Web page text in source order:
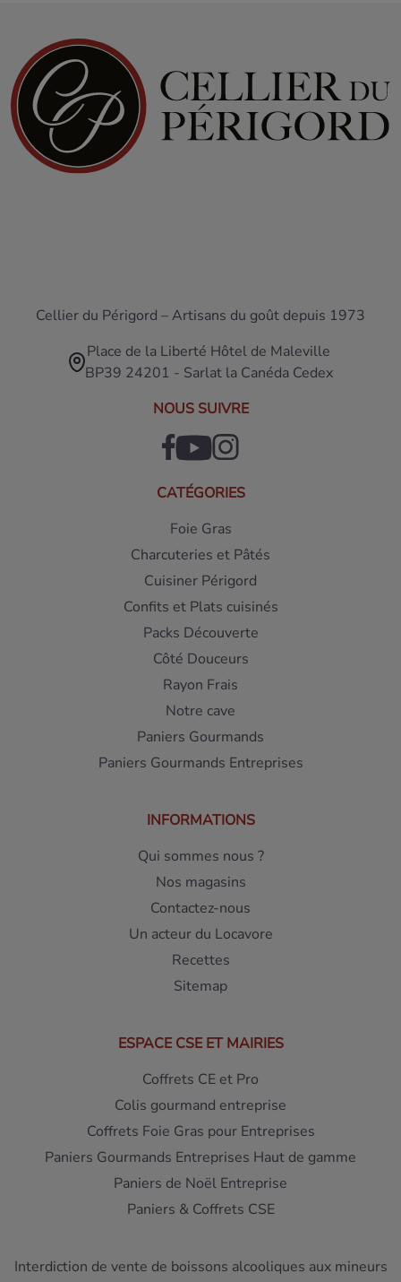
Cellier du Périgord – Artisans du goût depuis 1973
Place de la Liberté Hôtel de Maleville
BP39 24201 - Sarlat la Canéda Cedex
NOUS SUIVRE
CATÉGORIES
Foie Gras
Charcuteries et Pâtés
Cuisiner Périgord
Confits et Plats cuisinés
Packs Découverte
Côté Douceurs
Rayon Frais
Notre cave
Paniers Gourmands
Paniers Gourmands Entreprises
INFORMATIONS
Qui sommes nous ?
Nos magasins
Contactez-nous
Un acteur du Locavore
Recettes
Sitemap
ESPACE CSE ET MAIRIES
Coffrets CE et Pro
Colis gourmand entreprise
Coffrets Foie Gras pour Entreprises
Paniers Gourmands Entreprises Haut de gamme
Paniers de Noël Entreprise
Paniers & Coffrets CSE
Interdiction de vente de boissons alcooliques aux mineurs